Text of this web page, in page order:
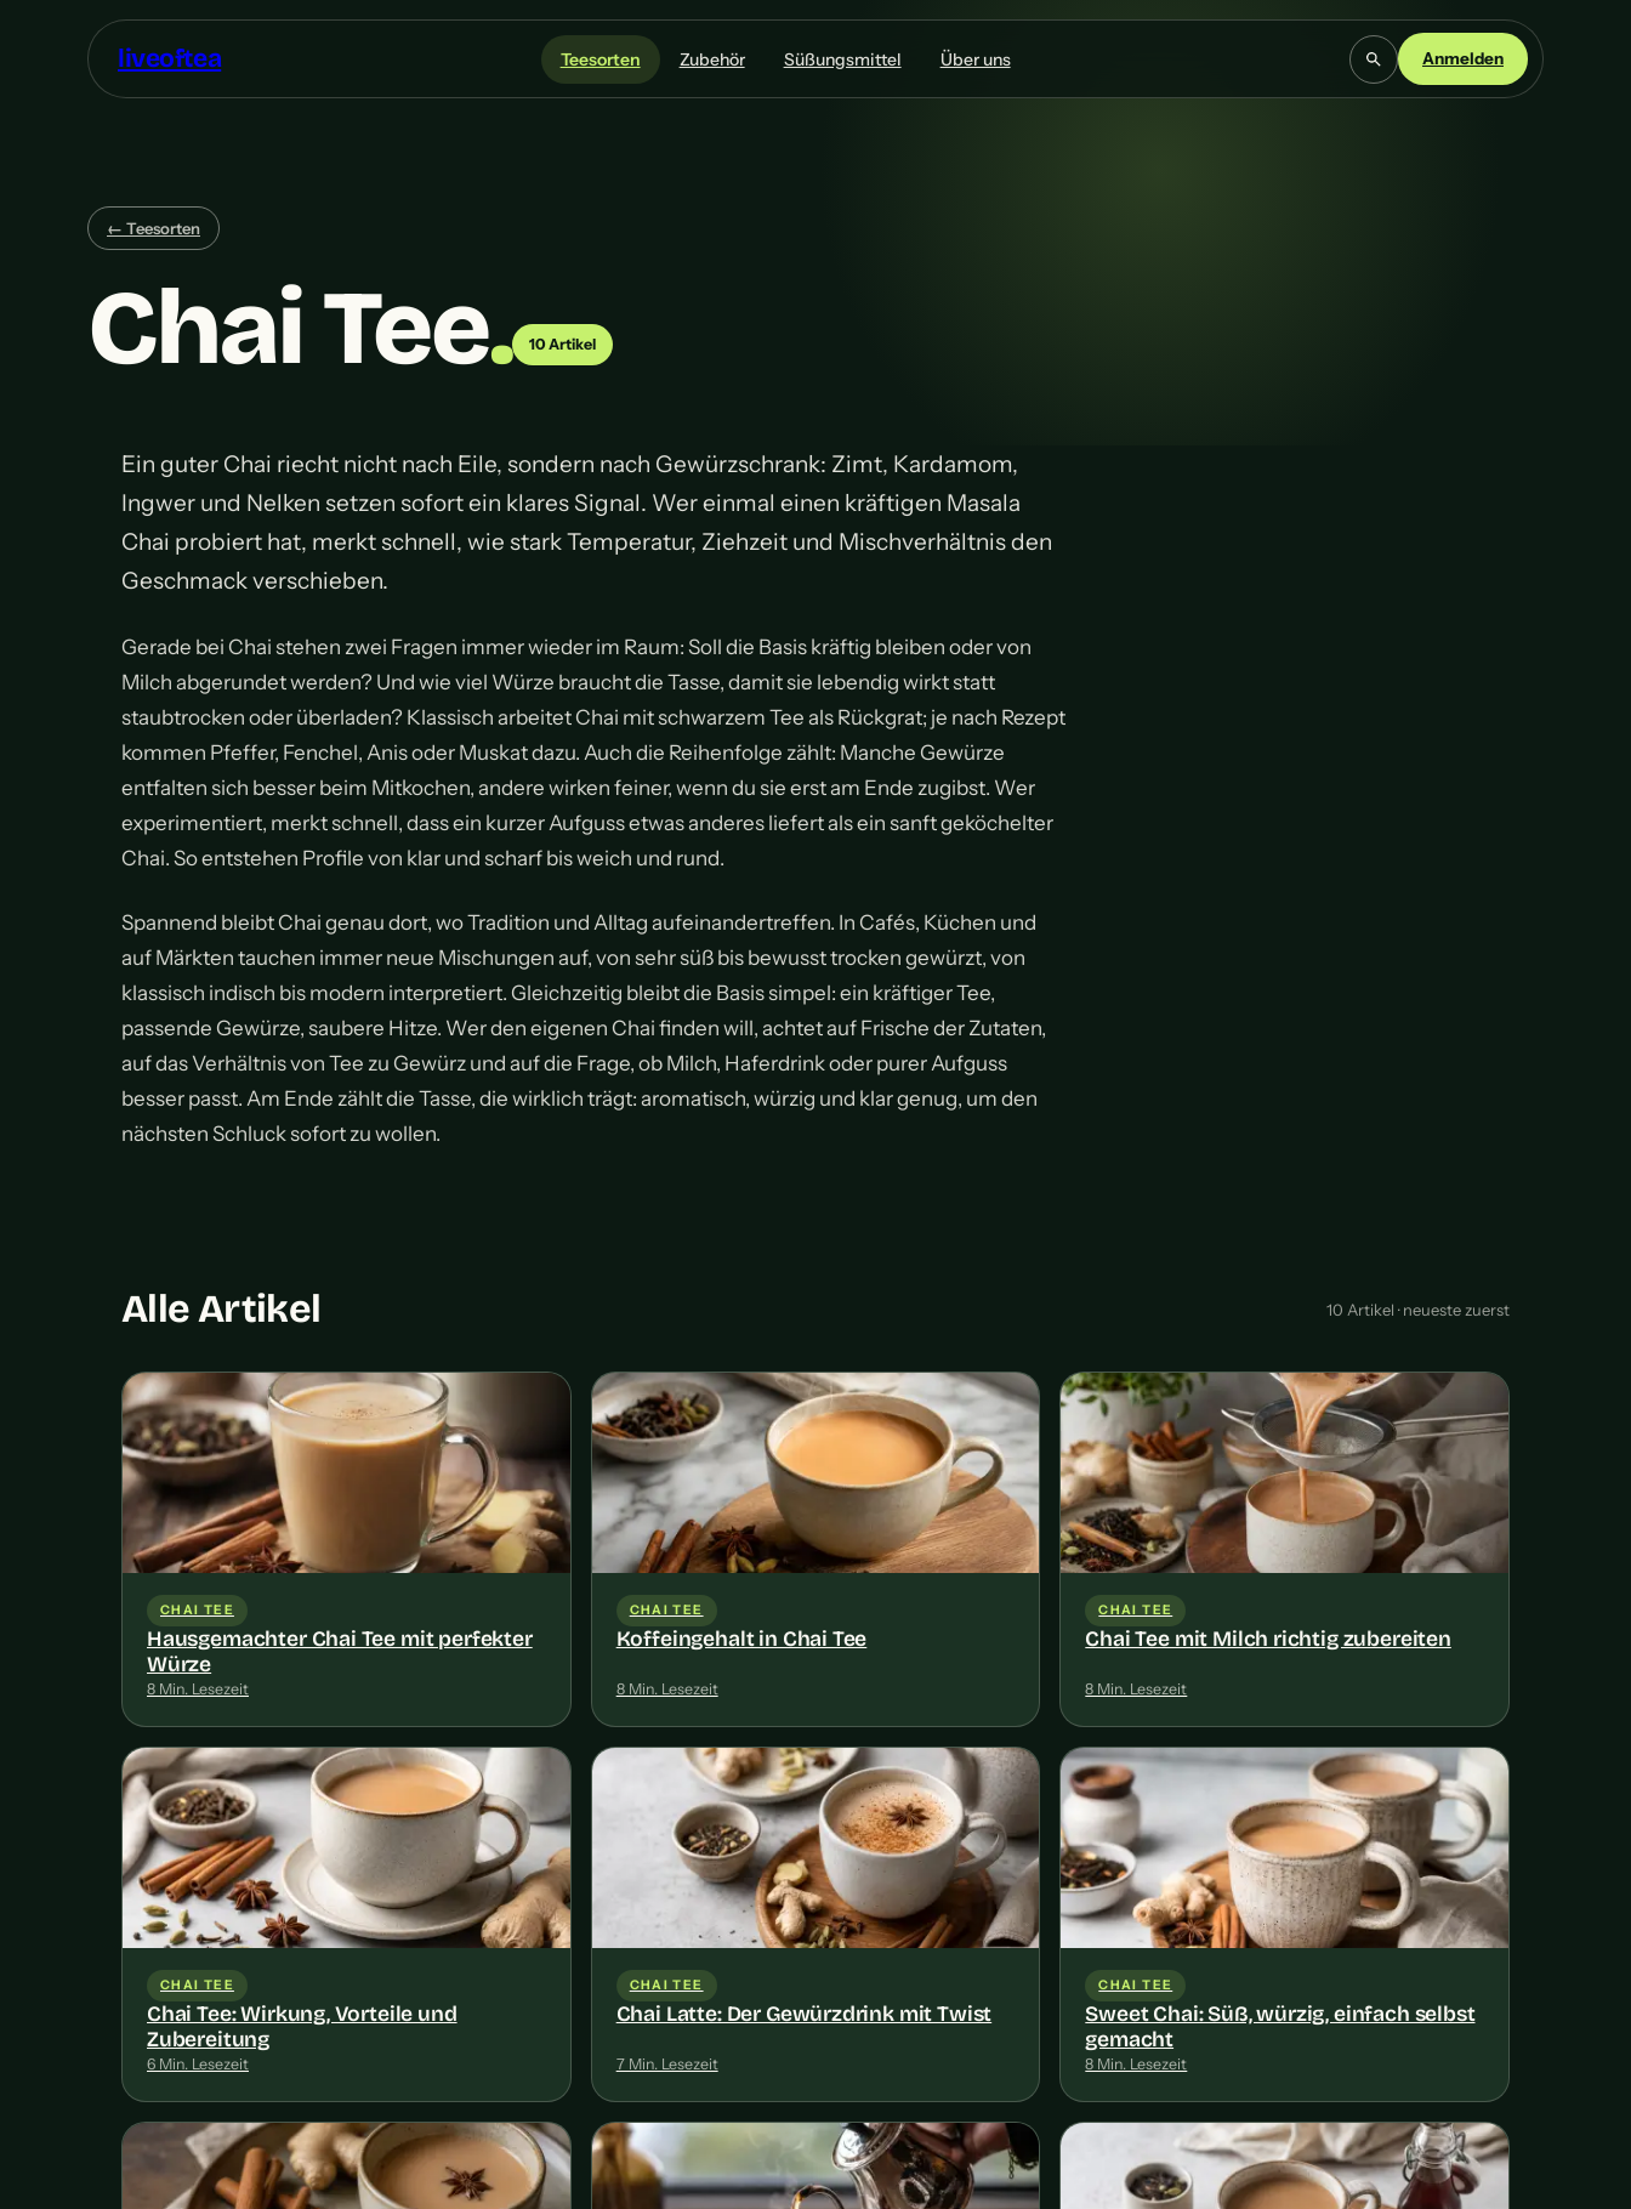
liveoftea Teesorten Zubehör Süßungsmittel Über uns Anmelden
← Teesorten
Chai Tee. 10 Artikel
Ein guter Chai riecht nicht nach Eile, sondern nach Gewürzschrank: Zimt, Kardamom,
Ingwer und Nelken setzen sofort ein klares Signal. Wer einmal einen kräftigen Masala
Chai probiert hat, merkt schnell, wie stark Temperatur, Ziehzeit und Mischverhältnis den
Geschmack verschieben.
Gerade bei Chai stehen zwei Fragen immer wieder im Raum: Soll die Basis kräftig bleiben oder von
Milch abgerundet werden? Und wie viel Würze braucht die Tasse, damit sie lebendig wirkt statt
staubtrocken oder überladen? Klassisch arbeitet Chai mit schwarzem Tee als Rückgrat; je nach Rezept
kommen Pfeffer, Fenchel, Anis oder Muskat dazu. Auch die Reihenfolge zählt: Manche Gewürze
entfalten sich besser beim Mitkochen, andere wirken feiner, wenn du sie erst am Ende zugibst. Wer
experimentiert, merkt schnell, dass ein kurzer Aufguss etwas anderes liefert als ein sanft geköchelter
Chai. So entstehen Profile von klar und scharf bis weich und rund.
Spannend bleibt Chai genau dort, wo Tradition und Alltag aufeinandertreffen. In Cafés, Küchen und
auf Märkten tauchen immer neue Mischungen auf, von sehr süß bis bewusst trocken gewürzt, von
klassisch indisch bis modern interpretiert. Gleichzeitig bleibt die Basis simpel: ein kräftiger Tee,
passende Gewürze, saubere Hitze. Wer den eigenen Chai finden will, achtet auf Frische der Zutaten,
auf das Verhältnis von Tee zu Gewürz und auf die Frage, ob Milch, Haferdrink oder purer Aufguss
besser passt. Am Ende zählt die Tasse, die wirklich trägt: aromatisch, würzig und klar genug, um den
nächsten Schluck sofort zu wollen.
Alle Artikel 10 Artikel · neueste zuerst
CHAI TEE
Hausgemachter Chai Tee mit perfekter
Würze
8 Min. Lesezeit
CHAI TEE
Koffeingehalt in Chai Tee
8 Min. Lesezeit
CHAI TEE
Chai Tee mit Milch richtig zubereiten
8 Min. Lesezeit
CHAI TEE
Chai Tee: Wirkung, Vorteile und
Zubereitung
6 Min. Lesezeit
CHAI TEE
Chai Latte: Der Gewürzdrink mit Twist
7 Min. Lesezeit
CHAI TEE
Sweet Chai: Süß, würzig, einfach selbst
gemacht
8 Min. Lesezeit